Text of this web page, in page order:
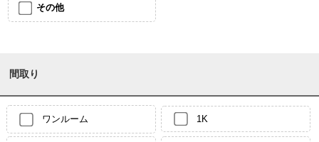
その他
間取り
ワンルーム 1K